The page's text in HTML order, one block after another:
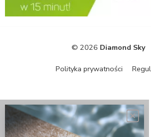
© 2026 Diamond Sky
Polityka prywatności